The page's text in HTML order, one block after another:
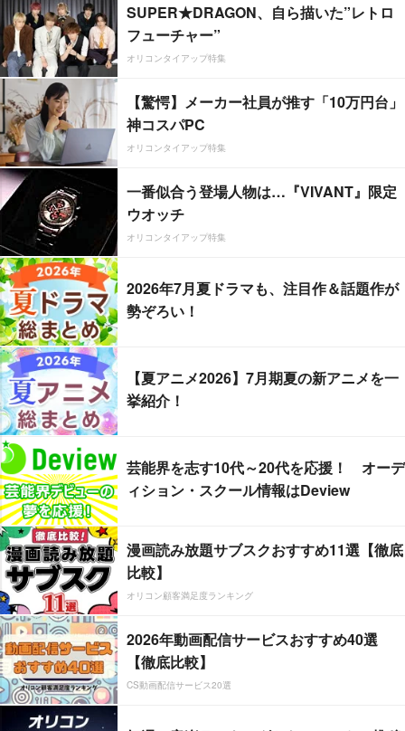
SUPER★DRAGON、自ら描いた”レトロ
フューチャー”
オリコンタイアップ特集
【驚愕】メーカー社員が推す「10万円台」
神コスパPC
オリコンタイアップ特集
一番似合う登場人物は…『VIVANT』限定
ウオッチ
オリコンタイアップ特集
2026年7月夏ドラマも、注目作＆話題作が
勢ぞろい！
【夏アニメ2026】7月期夏の新アニメを一
挙紹介！
芸能界を志す10代～20代を応援！ オーデ
ィション・スクール情報はDeview
漫画読み放題サブスクおすすめ11選【徹底
比較】
オリコン顧客満足度ランキング
2026年動画配信サービスおすすめ40選
【徹底比較】
CS動画配信サービス20選